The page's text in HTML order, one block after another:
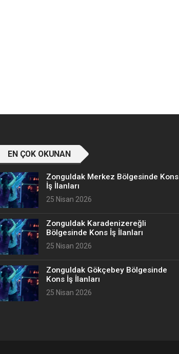
EN ÇOK OKUNAN
Zonguldak Merkez Bölgesinde Kons
İş İlanları
25 Nisan 2026
Zonguldak Karadenizereğli
Bölgesinde Kons İş İlanları
25 Nisan 2026
Zonguldak Gökçebey Bölgesinde
Kons İş İlanları
25 Nisan 2026